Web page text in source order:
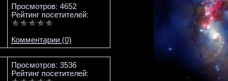
Просмотров: 4652
Рейтинг посетителей:
Комментарии (0)
Просмотров: 3536
Рейтинг посетителей: